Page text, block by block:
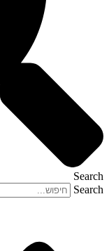
Search
Search